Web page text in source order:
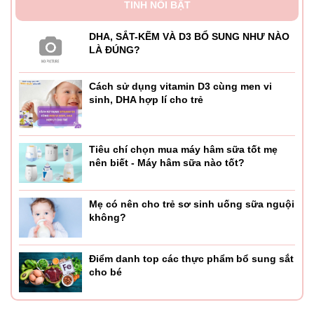
- Sản phẩm chứa các thành phần tự nhiên
- Hoàn toàn không chứa các chất độc hại
- Không chứa men, không Gluten
- Không lúa mì và các sản phẩm từ sữa
- Không chất bảo quản và màu nhân tạo.
- Không chất tạo hương và đường hóa học
Công dụng:
- Giúp duy trì sự tăng trưởng và phát triển lành mạnh cho
trẻ sơ sinh và trẻ nhỏ có chế độ ăn uống không đủ.
- DHA là một chất dinh dưỡng thiết yếu cho những bé mà
cơ thể không thể sản xuất đủ số lượng, hoặc không được
cung cấp đầy đủ từ thực phẩm, thức ăn hàng ngày.
TINH NỔI BẬT
DHA, SẮT-KẼM VÀ D3 BỔ SUNG NHƯ NÀO
LÀ ĐÚNG?
Cách sử dụng vitamin D3 cùng men vi
sinh, DHA hợp lí cho trẻ
Tiêu chí chọn mua máy hâm sữa tốt mẹ
nên biết - Máy hâm sữa nào tốt?
Mẹ có nên cho trẻ sơ sinh uống sữa nguội
không?
Điểm danh top các thực phẩm bổ sung sắt
cho bé